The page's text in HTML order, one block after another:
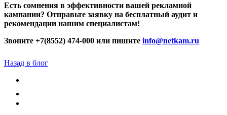
Есть сомнения в эффективности вашей рекламной
кампании? Отправьте заявку на бесплатный аудит и
рекомендации нашим специалистам!
Звоните +7(8552) 474-000 или пишите info@netkam.ru
Назад в блог